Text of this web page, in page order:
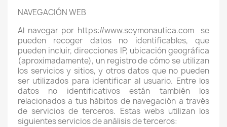
NAVEGACIÓN WEB
Al navegar por https://www.seymonautica.com
se
pueden recoger datos no identificables, que
pueden incluir, direcciones IP, ubicación geográfica
(aproximadamente), un registro de cómo se utilizan
los servicios y sitios, y otros datos que no pueden
ser utilizados para identificar al usuario. Entre los
datos no identificativos están también los
relacionados a tus hábitos de navegación a través
de servicios de terceros. Estas webs utilizan los
siguientes servicios de análisis de terceros: